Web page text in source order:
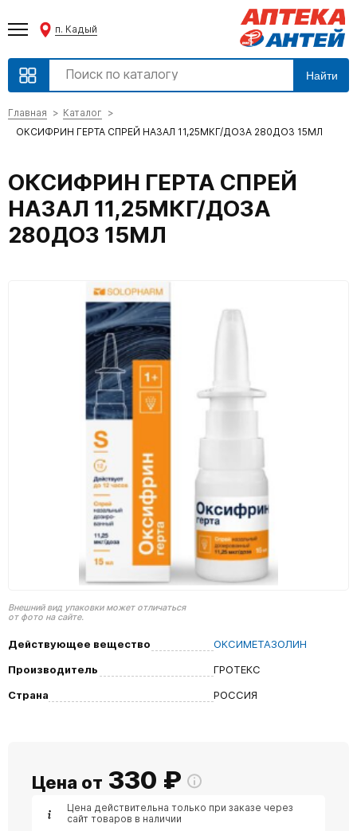
п. Кадый
Найти
Главная
Каталог
ОКСИФРИН ГЕРТА СПРЕЙ НАЗАЛ 11,25МКГ/ДОЗА 280ДОЗ 15МЛ
ОКСИФРИН ГЕРТА СПРЕЙ
НАЗАЛ 11,25МКГ/ДОЗА
280ДОЗ 15МЛ
Внешний вид упаковки может отличаться
от фото на сайте.
Действующее вещество
ОКСИМЕТАЗОЛИН
Производитель
ГРОТЕКС
Страна
РОССИЯ
Цена от 330 ₽
Цена действительна только при заказе через
сайт товаров в наличии